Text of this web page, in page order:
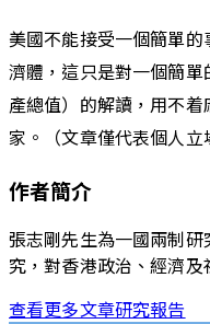
美國不能接受一個簡單
濟體，這只是對一個簡
產總值）的解讀，用不
家。（文章僅代表個人立
作者簡介
張志剛先生為一國兩制
究，對香港政治、經濟及
查看更多文章研究報告